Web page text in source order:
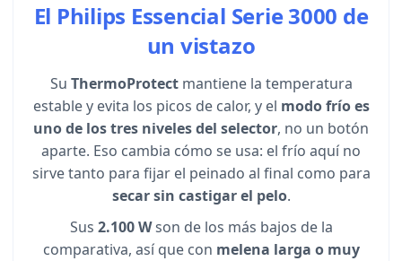
El Philips Essencial Serie 3000 de
un vistazo
Su ThermoProtectmantiene la temperatura
estable y evita los picos de calor, y el modo frío es
uno de los tres niveles del selector, no un botón
aparte. Eso cambia cómo se usa: el frío aquí no
sirve tanto para fijar el peinado al final como para
secar sin castigar el pelo.
Sus 2.100 Wson de los más bajos de la
comparativa, así que con melena larga o muy